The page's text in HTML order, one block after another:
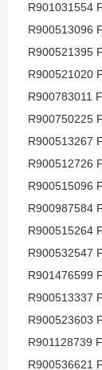
R901031554
R900513096
R900521395
R900521020
R900783011
R900750225
R900513267
R900512726
R900515096
R900987584
R900515264
R900532547
R901476599
R900513337
R900523603
R901128739
R900536621